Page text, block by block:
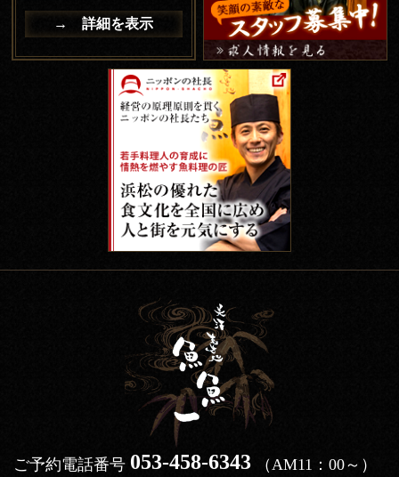
→ 詳細を表示
ご予約電話番号 053-458-6343 （AM11：00～）